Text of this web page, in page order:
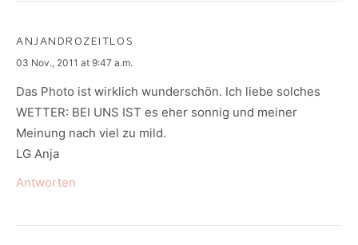
ANJANDROZEITLOS
says:
03 Nov., 2011 at 9:47 a.m.
Das Photo ist wirklich wunderschön. Ich liebe solches
WETTER: BEI UNS IST es eher sonnig und meiner
Meinung nach viel zu mild.
LG Anja
Antworten